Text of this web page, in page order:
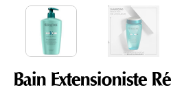
Bain Extensioniste